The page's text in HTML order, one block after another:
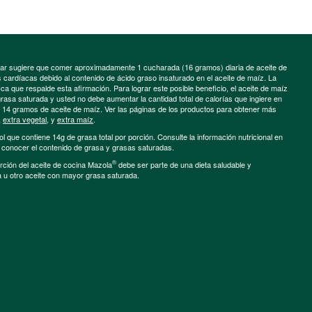
sugiere que comer aproximadamente 1 cucharada (16 gramos) diaria de aceite de
debido al contenido de ácido graso insaturado en el aceite de maíz. La
que respalde esta afirmación. Para lograr este posible beneficio, el aceite de maíz
saturada y usted no debe aumentar la cantidad total de calorías que ingiere en
gramos de aceite de maíz. Ver las páginas de los productos para obtener más
extra vegetal, y extra maíz.
que contiene 14g de grasa total por porción. Consulte la información nutricional en
el contenido de grasa y grasas saturadas.
del aceite de cocina Mazola® debe ser parte de una dieta saludable y
otro aceite con mayor grasa saturada.